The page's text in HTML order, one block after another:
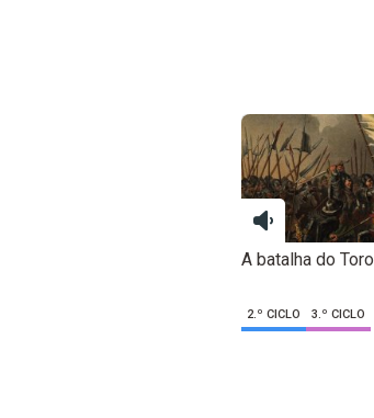
A batalha do Toro
2.º CICLO 3.º CICLO